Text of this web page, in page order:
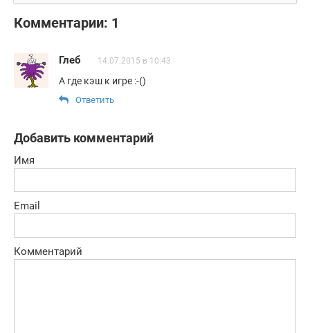
открытым
миром!
Комментарии: 1
Глеб 14.07.2015 в 10:43
А где кэш к игре :-()
Ответить
Добавить комментарий
Имя
Email
Комментарий